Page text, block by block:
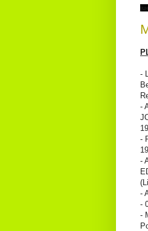
-
-
-
-
-
-
-